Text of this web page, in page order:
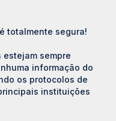
totalmente segura!
estejam sempre
informação do
os protocolos de
instituições